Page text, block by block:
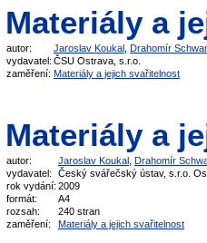
Materiály a
autor: Jaroslav Koukal Drahomír
vydavatel: ČSU Ostrava, s.r.o.
zaměření: Materiály a jejich svařitelnost
Materiály a
autor: Jaroslav Koukal Drahomír
vydavatel:
Český svářečský ústav, s.r.o.
rok vydání: 2009
formát:
A4
rozsah:
240 stran
zaměření:
Materiály a jejich svařitelnost